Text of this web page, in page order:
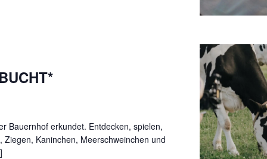
Bauernhof erkundet. Entdecken, spielen,
Kaninchen, Meerschweinchen und